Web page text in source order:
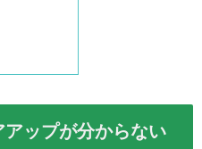
ップが分からない